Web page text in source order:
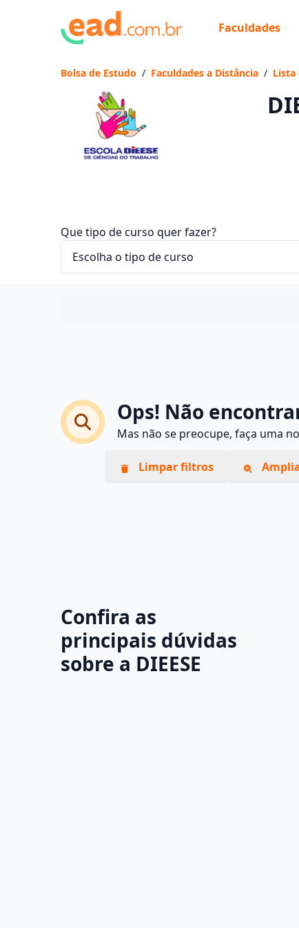
Faculdades
Bolsa de Estudo / Faculdades a Distância / Lista
Que tipo de curso quer fazer?
Ops! Não
Mas não se preocupe, faça uma
Limpar filtros
Confira as
principais dúvidas
sobre a DIEESE